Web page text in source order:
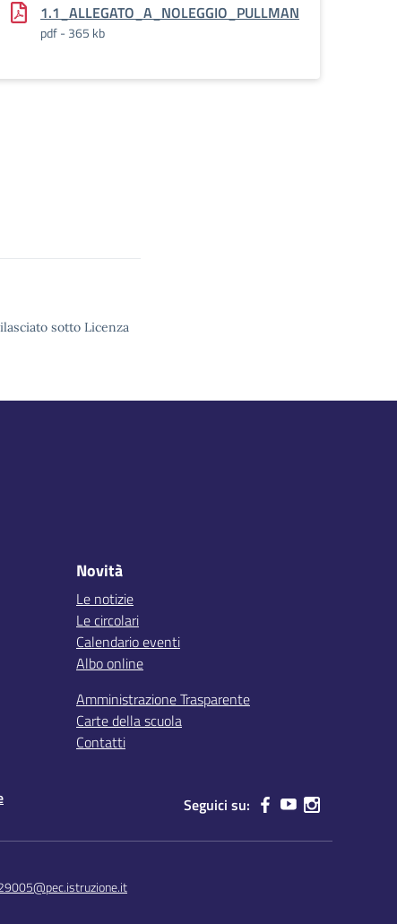
1.1_ALLEGATO_A_NOLEGGIO_PULLMAN
pdf - 365 kb
sotto Licenza
Novità
Le notizie
Le circolari
Calendario eventi
Albo online
Amministrazione Trasparente
Carte della scuola
Contatti
Seguici su: